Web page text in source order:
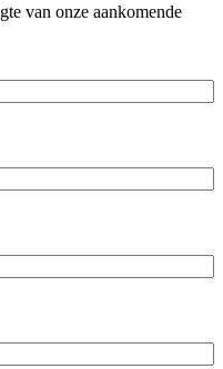
van onze aankomende